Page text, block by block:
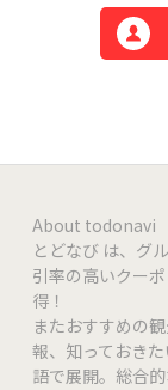
About todonavi
とどなび は、グ
引率の高いクー
得！
またおすすめの
報、知っておき
語で展開。総合